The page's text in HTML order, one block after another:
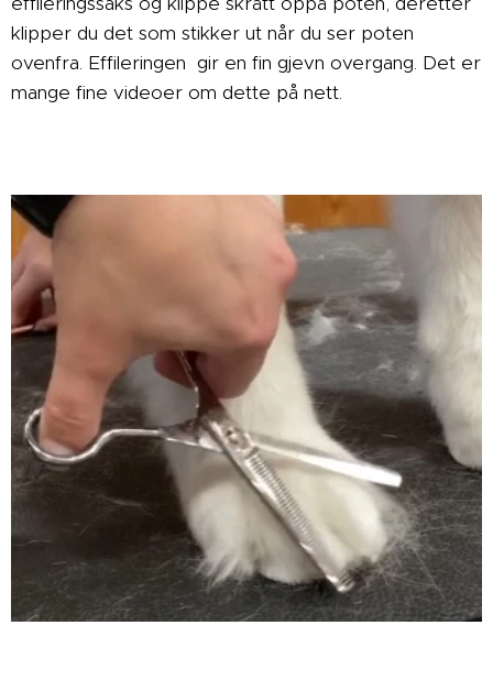
klipper du det som stikker ut når du ser poten
ovenfra. Effileringen gir en fin gjevn overgang. Det er
mange fine videoer om dette på nett.